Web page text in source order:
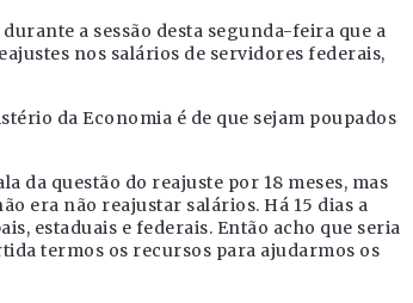
a sessão desta segunda-feira que a
nos salários de servidores federais,
da Economia é de que sejam poupados
da questão do reajuste por 18 meses, mas
era não reajustar salários. Há 15 dias a
estaduais e federais. Então acho que seria
termos os recursos para ajudarmos os